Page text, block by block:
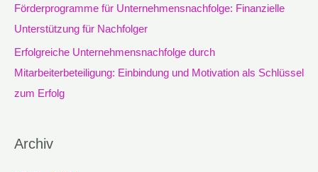
Förderprogramme für Unternehmensnachfolge: Finanzielle
Unterstützung für Nachfolger
Erfolgreiche Unternehmensnachfolge durch
Mitarbeiterbeteiligung: Einbindung und Motivation als Schlüssel
zum Erfolg
Archiv